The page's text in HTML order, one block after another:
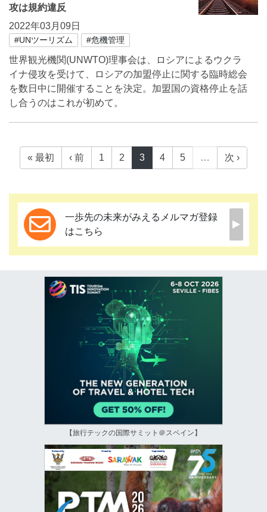
攻は規約違反
2022年03月09日
#UNツーリズム #危機管理
世界観光機関(UNWTO)理事会は、ロシアによるウクラ
イナ侵攻を受けて、ロシアの加盟停止に関する臨時総会
を数日中に開催することを決定。加盟国の資格停止を話
し合うのはこれが初めて。
« 最初 ‹ 前 1 2 3 4 5 … 次 ›
一歩先の未来がみえるメルマガ登録
はこちら
【旅行テックの国際サミット＠スペイン】